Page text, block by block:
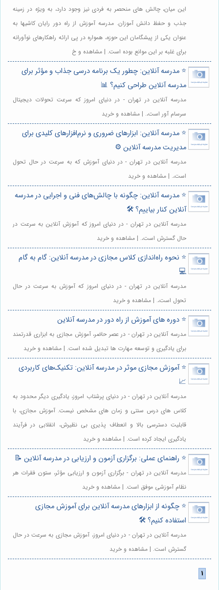
این میان، چالش های منحصر به فردی نیز وجود دارد، به ویژه در زمینه
جذب و حفظ دانش آموزان. مدرسه آموزش از راه دور رایان کاشیها به
عنوان یکی از پیشگامان این حوزه، همواره در پی ارائه راهکارهای نوآورانه
برای غلبه بر این موانع بوده است. | مشاهده و خ
⭐️ مدرسه آنلاین: چطور یک برنامه درسی جذاب و مؤثر برای
مدرسه آنلاین طراحی کنیم؟ 📊
مدرسه آنلاین در تهران - در دنیای امروز که سرعت تحولات دیجیتال
سرسام آور است،. | مشاهده و خرید
⭐️ مدرسه آنلاین: ابزارهای ضروری و نرم‌افزارهای کلیدی برای
مدیریت مدرسه آنلاین ⚙️
مدرسه آنلاین در تهران - در دنیای آموزش که به سرعت در حال تحول
است،. | مشاهده و خرید
⭐️ مدرسه آنلاین: چگونه با چالش‌های فنی و اجرایی در مدرسه
آنلاین کنار بیاییم؟ 🛠️
مدرسه آنلاین در تهران - در دنیای امروز که آموزش آنلاین به سرعت در
حال گسترش است،. | مشاهده و خرید
⭐️ نحوه راه‌اندازی کلاس مجازی در مدرسه آنلاین: گام به گام
💻
مدرسه آنلاین در تهران - در دنیای امروز که آموزش به سرعت در حال
تحول است،. | مشاهده و خرید
⭐️ دوره های آموزش از راه دور در مدرسه آنلاین
مدرسه آنلاین در تهران - در عصر حاضر، آموزش مجازی به ابزاری قدرتمند
برای یادگیری و توسعه مهارت ها تبدیل شده است. | مشاهده و خرید
⭐️ آموزش مجازی موثر در مدرسه آنلاین: تکنیک‌های کاربردی
📈
مدرسه آنلاین در تهران - در دنیای پرشتاب امروز، یادگیری دیگر محدود به
کلاس های درس سنتی و زمان های مشخص نیست. آموزش مجازی، با
قابلیت دسترسی بالا و انعطاف پذیری بی نظیرش، انقلابی در فرآیند
یادگیری ایجاد کرده است. | مشاهده و خرید
⭐️ راهنمای عملی: برگزاری آزمون و ارزیابی در مدرسه آنلاین 📝
مدرسه آنلاین در تهران - برگزاری آزمون و ارزیابی مؤثر، ستون فقرات هر
نظام آموزشی موفق است. | مشاهده و خرید
⭐️ چگونه از ابزارهای مدرسه آنلاین برای آموزش مجازی
استفاده کنیم؟ 🛠️
مدرسه آنلاین در تهران - در دنیای امروز، آموزش مجازی به سرعت در حال
گسترش است. | مشاهده و خرید